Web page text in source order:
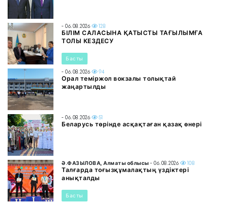
- 06.08.2026 128
БІЛІМ САЛАСЫНА ҚАТЫСТЫ ТАҒЫЛЫМҒА
ТОЛЫ КЕЗДЕСУ
Басты
- 06.08.2026 94
Орал теміржол вокзалы толықтай
жаңартылды
- 06.08.2026 51
Беларусь төрінде асқақтаған қазақ өнері
Ә.ФАЗЫЛОВА, Алматы облысы - 06.08.2026 108
Талғарда тоғызқұмалақтың үздіктері
анықталды
Басты